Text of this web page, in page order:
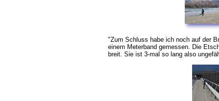
"Zum Schluss habe ich noch auf der
einem Meterband gemessen. Die
breit. Sie ist 3-mal so lang also